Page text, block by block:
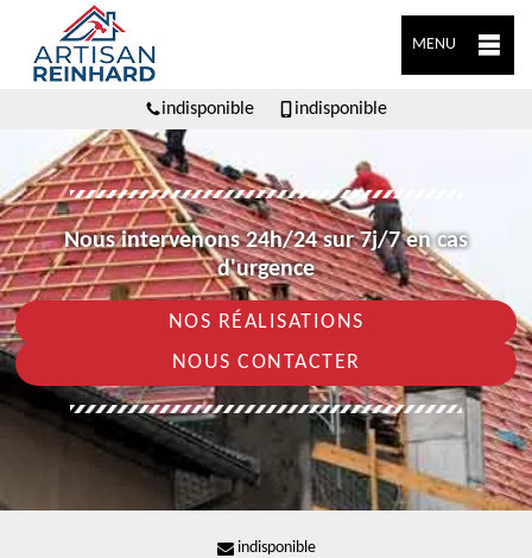
MENU
indisponible indisponible
Nous intervenons 24h/24 sur 7j/7 en cas
d'urgence
NOS RÉALISATIONS
NOUS CONTACTER
indisponible